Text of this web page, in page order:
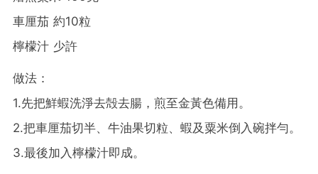
車厘茄 約10粒
檸檬汁 少許
做法：
1.先把鮮蝦洗淨去殻去腸，煎至金黃色備用。
2.把車厘茄切半、牛油果切粒、蝦及粟米倒入碗拌勻。
3.最後加入檸檬汁即成。